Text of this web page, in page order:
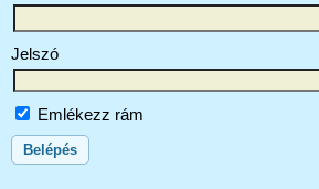
Jelszó
Emlékezz rám